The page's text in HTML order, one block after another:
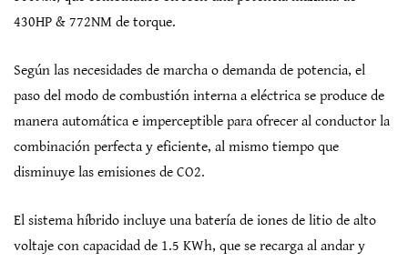
430HP & 772NM de torque.
Según las necesidades de marcha o demanda de potencia, el
paso del modo de combustión interna a eléctrica se produce de
manera automática e imperceptible para ofrecer al conductor la
combinación perfecta y eficiente, al mismo tiempo que
disminuye las emisiones de CO2.
El sistema híbrido incluye una batería de iones de litio de alto
voltaje con capacidad de 1.5 KWh, que se recarga al andar y